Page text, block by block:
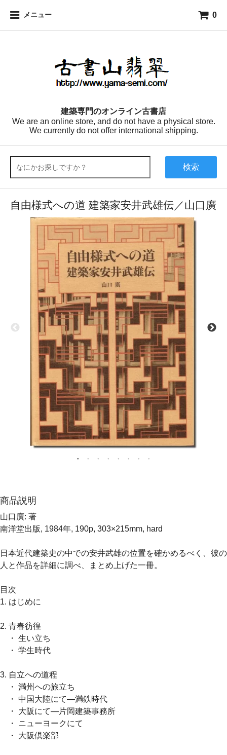
メニュー 0
建築専門のオンライン古書店
We are an online store, and do not have a physical store.
We currently do not offer international shipping.
検索
自由様式への道 建築家安井武雄伝／山口廣
商品説明
山口廣: 著
南洋堂出版, 1984年, 190p, 303×215mm, hard
日本近代建築史の中での安井武雄の位置を確かめるべく、彼の
人と作品を詳細に調べ、まとめ上げた一冊。
目次
1. はじめに
2. 青春彷徨
・ 生い立ち
・ 学生時代
3. 自立への道程
・ 満州への旅立ち
・ 中国大陸にて―満鉄時代
・ 大阪にて―片岡建築事務所
・ ニューヨークにて
・ 大阪倶楽部